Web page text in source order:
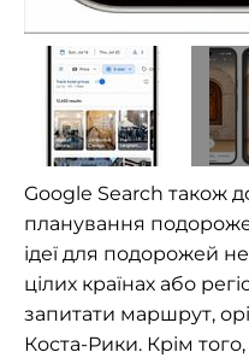
Google Search також
планування
ідеї для подорожей
цілих країнах або
запитати маршрут,
Коста-Рики. Крім